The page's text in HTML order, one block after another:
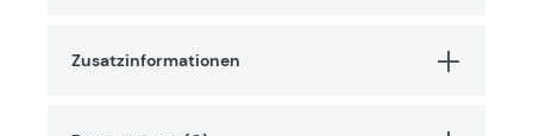
Zusatzinformationen